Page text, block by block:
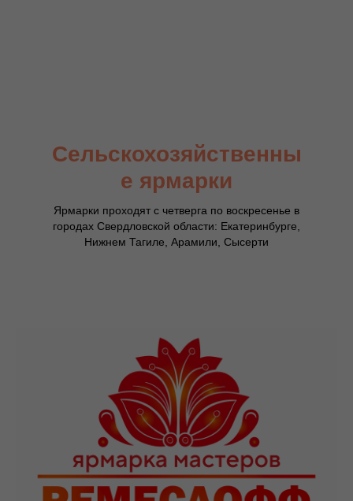
Сельскохозяйственны
е ярмарки
Ярмарки проходят с четверга по воскресенье в
городах Свердловской области: Екатеринбурге,
Нижнем Тагиле, Арамили, Сысерти